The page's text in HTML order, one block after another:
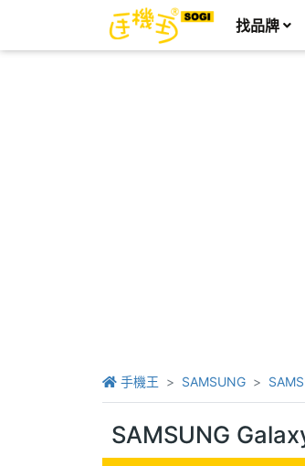
找品牌
手機王 SAMSUNG
SAMSUNG